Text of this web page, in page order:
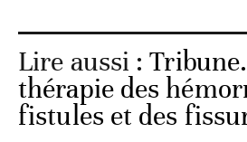
Lire aussi :
thérapie des
fistules et des